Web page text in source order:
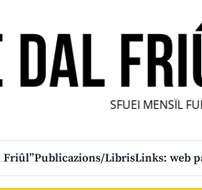
SFUEI MENSÎL
Friûl”Publicazions/LibrisLinks: web